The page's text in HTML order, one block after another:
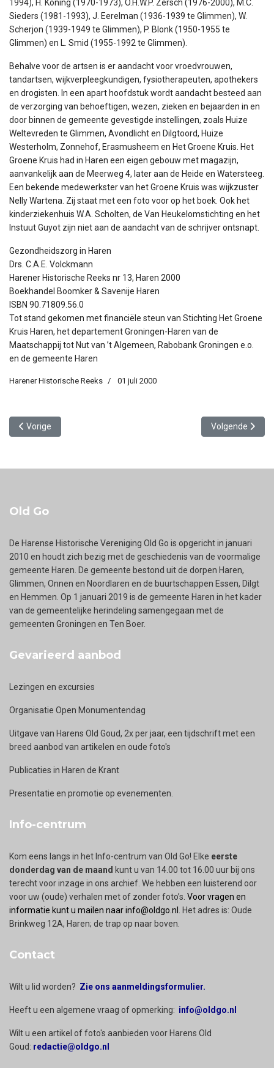
1994), H. Koning (1970-1973), O.H.W.P. Zersch (1976-2000), M.C.
Sieders (1981-1993), J. Eerelman (1936-1939 te Glimmen), W.
Scherjon (1939-1949 te Glimmen), P. Blonk (1950-1955 te
Glimmen) en L. Smid (1955-1992 te Glimmen).
Behalve voor de artsen is er aandacht voor vroedvrouwen,
tandartsen, wijkverpleegkundigen, fysiotherapeuten, apothekers
en drogisten. In een apart hoofdstuk wordt aandacht besteed aan
de verzorging van behoeftigen, wezen, zieken en bejaarden in en
door binnen de gemeente gevestigde instellingen, zoals Huize
Weltevreden te Glimmen, Avondlicht en Dilgtoord, Huize
Westerholm, Zonnehof, Erasmusheem en Het Groene Kruis. Het
Groene Kruis had in Haren een eigen gebouw met magazijn,
aanvankelijk aan de Meerweg 4, later aan de Heide en Watersteeg.
Een bekende medewerkster van het Groene Kruis was wijkzuster
Nelly Wartena. Zij staat met een foto voor op het boek. Ook het
kinderziekenhuis W.A. Scholten, de Van Heukelomstichting en het
Instuut Guyot zijn niet aan de aandacht van de schrijver ontsnapt.
Gezondheidszorg in Haren
Drs. C.A.E. Volckmann
Harener Historische Reeks nr 13, Haren 2000
Boekhandel Boomker & Savenije Haren
ISBN 90.71809.56.0
Tot stand gekomen met financiële steun van Stichting Het Groene
Kruis Haren, het departement Groningen-Haren van de
Maatschappij tot Nut van ’t Algemeen, Rabobank Groningen e.o.
en de gemeente Haren
Harener Historische Reeks 01 juli 2000
Vorig artikel: 14. Bedrijvigheid in Haren - van omstreeks 1800 tot
Vorige Volgende
Volgende
Old Go
De Harense Historische Vereniging Old Go is opgericht in januari
2010 en houdt zich bezig met de geschiedenis van de voormalige
gemeente Haren. De gemeente bestond uit de dorpen Haren,
Glimmen, Onnen en Noordlaren en de buurtschappen Essen, Dilgt
en Hemmen. Op 1 januari 2019 is de gemeente Haren in het kader
van de gemeentelijke herindeling samengegaan met de
gemeenten Groningen en Ten Boer.
Gevarieerd aanbod
Lezingen en excursies
Organisatie Open Monumentendag
Uitgave van Harens Old Goud, 2x per jaar, een tijdschrift met een
breed aanbod van artikelen en oude foto's
Publicaties in Haren de Krant
Presentatie en promotie op evenementen.
Info-centrum
Kom eens langs in het Info-centrum van Old Go! Elke eerste
donderdag van de maand kunt u van 14.00 tot 16.00 uur bij ons
terecht voor inzage in ons archief. We hebben een luisterend oor
voor uw (oude) verhalen met of zonder foto’s. Voor vragen en
informatie kunt u mailen naar info@oldgo.nl
. Het adres is: Oude
Brinkweg 12A, Haren; de trap op naar boven.
Contact
Wilt u lid worden? Zie ons aanmeldingsformulier.
Heeft u een algemene vraag of opmerking: info@oldgo.nl
Wilt u een artikel of foto's aanbieden voor Harens Old
Goud: redactie@oldgo.nl